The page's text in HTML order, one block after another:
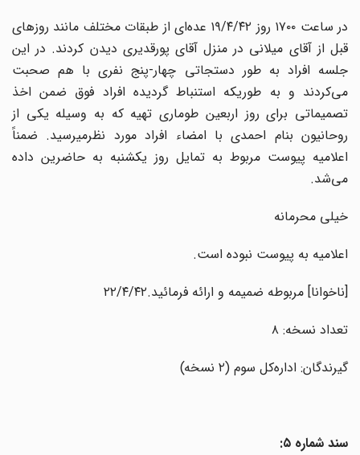
در ساعت ۱۷۰۰ روز ۱۹/۴/۴۲ عده‌ای از طبقات مختلف مانند روزهای
قبل از آقای میلانی در منزل آقای پورقدیری دیدن کردند. در این
جلسه افراد به طور دستجاتی چهار-پنج نفری با هم صحبت
می‌کردند و به طوریکه استنباط گردیده افراد فوق ضمن اخذ
تصمیماتی برای روز اربعین طوماری تهیه که به وسیله یکی از
روحانیون بنام احمدی با امضاء افراد مورد نظرمیرسید. ضمناً
اعلامیه پیوست مربوط به تمایل روز یکشنبه به حاضرین داده
می‌شد.
خیلی محرمانه
اعلامیه به پیوست نبوده است.
[ناخوانا] مربوطه ضمیمه و ارائه فرمائید.۲۲/۴/۴۲
تعداد نسخه: ۸
گیرندگان: اداره‌کل سوم (۲ نسخه)
سند شماره ۵: